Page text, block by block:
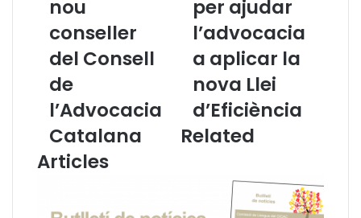
o
l
l
g
i
d
a
nou
conseller
del Consell
de
l’Advocacia
Catalana
a
c
t
v
a
l
per ajudar
l’advocacia
a aplicar la
nova Llei
d’Eficiència
Related
Articles